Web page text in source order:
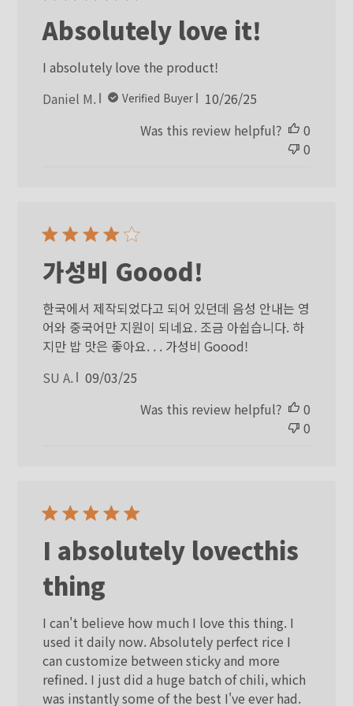
Absolutely love it!
I absolutely love the product!
Daniel M.
Verified Buyer
Published
10/26/25
Was this review helpful?
0
0
가성비 Goood!
한국에서 제작되었다고 되어 있던데 음성 안내는 영
어와 중국어만 지원이 되네요. 조금 아쉽습니다. 하
지만 밥 맛은 좋아요. . . 가성비 Goood!
SU A.
Published
09/03/25
Was this review helpful?
0
0
I absolutely lovecthis
thing
I can't believe how much I love this thing. I
used it daily now. Absolutely perfect rice I
can customize between sticky and more
refined. I just did a huge batch of chili, which
was instantly some of the best I've ever had.